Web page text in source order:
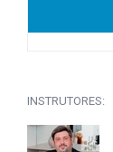
INSTRUTORES: